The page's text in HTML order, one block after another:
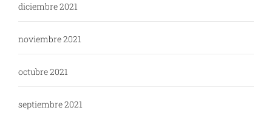
diciembre 2021
noviembre 2021
octubre 2021
septiembre 2021